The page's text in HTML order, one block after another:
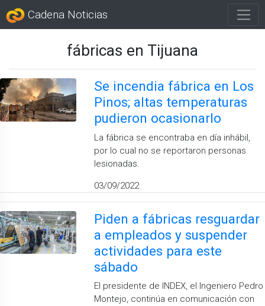
Cadena Noticias
fábricas en Tijuana
Se incendia fábrica en Los
Pinos; altas temperaturas
pudieron ocasionarlo
La fábrica se encontraba en día inhábil,
por lo cual no se reportaron personas
lesionadas.
03/09/2022
Piden a fábricas resguardar
a empleados y suspender
actividades para este
sábado
El presidente de INDEX, el Ingeniero Pedro
Montejo, continúa en comunicación con